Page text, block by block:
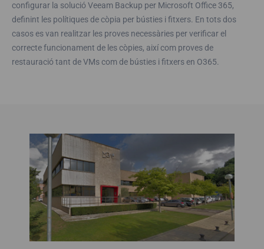
configurar la solució Veeam Backup per Microsoft Office 365,
definint les polítiques de còpia per bústies i fitxers. En tots dos
casos es van realitzar les proves necessàries per verificar el
correcte funcionament de les còpies, així com proves de
restauració tant de VMs com de bústies i fitxers en O365.